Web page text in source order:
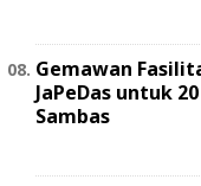
Gemawan
JaPeDas untuk
Sambas